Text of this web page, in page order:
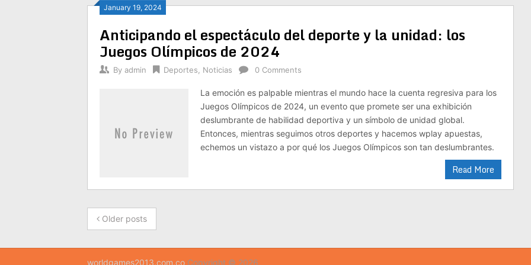
January 19, 2024
Anticipando el espectáculo del deporte y la unidad: los
Juegos Olímpicos de 2024
By admin Deportes Noticias 0 Comments
La emoción es palpable mientras el mundo hace la cuenta regresiva para los
Juegos Olímpicos de 2024, un evento que promete ser una exhibición
deslumbrante de habilidad deportiva y un símbolo de unidad global.
Entonces, mientras seguimos otros deportes y hacemos wplay apuestas,
echemos un vistazo a por qué los Juegos Olímpicos son tan deslumbrantes.
Read More
Older posts
worldgames2013.com.co Copyright © 2026.